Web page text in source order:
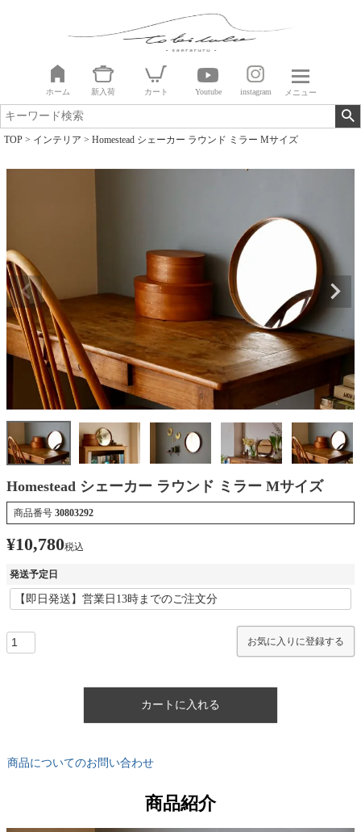
ホーム 新入荷 カート Youtube instagram メニュー
TOP インテリア Homestead シェーカー ラウンド ミラー Mサイズ
Homestead シェーカー ラウンド ミラー Mサイズ
商品番号 30803292
¥10,780税込
発送予定日
お気に入りに登録する
カートに入れる
商品についてのお問い合わせ
商品紹介